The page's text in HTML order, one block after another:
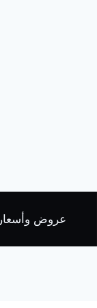
عروض وأسعار